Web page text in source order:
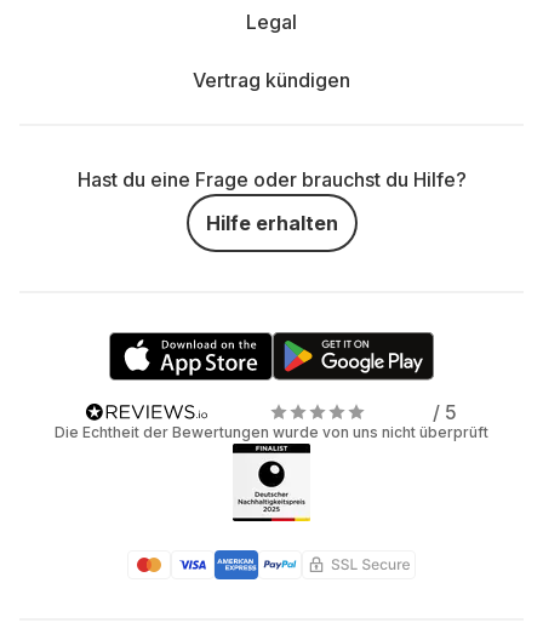
Legal
Vertrag kündigen
Hast du eine Frage oder brauchst du Hilfe?
Hilfe erhalten
/ 5
Die Echtheit der Bewertungen wurde von uns nicht überprüft